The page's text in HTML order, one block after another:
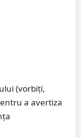
(vorbiți,
a avertiza